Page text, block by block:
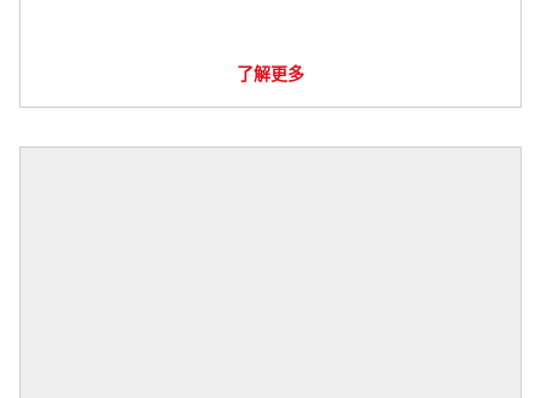
了解更多